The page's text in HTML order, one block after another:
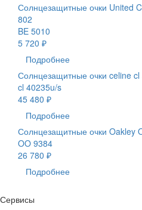
Солнцезащитные очки United
802
BE 5010
5 720 ₽
Подробнее
Солнцезащитные очки celine
cl 40235u/s
45 480 ₽
Подробнее
Солнцезащитные очки Oakley
OO 9384
26 780 ₽
Подробнее
Сервисы